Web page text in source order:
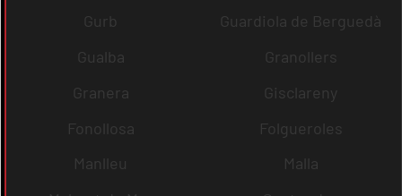
Gurb
Guardiola de Berguedà
Gualba
Granollers
Granera
Gisclareny
Fonollosa
Folgueroles
Manlleu
Malla